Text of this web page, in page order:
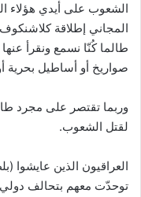
الشعوب على أيدي هؤلاء
المجاني إطلاقة
طالما كُنّا نسمع ونقرأ
صواريخ أو أساطيل بحرية
وربما تقتصر على مجرد
لقتل الشعوب.
العراقيون الذين عايشوا
توحدّت معهم بتحالف دولي